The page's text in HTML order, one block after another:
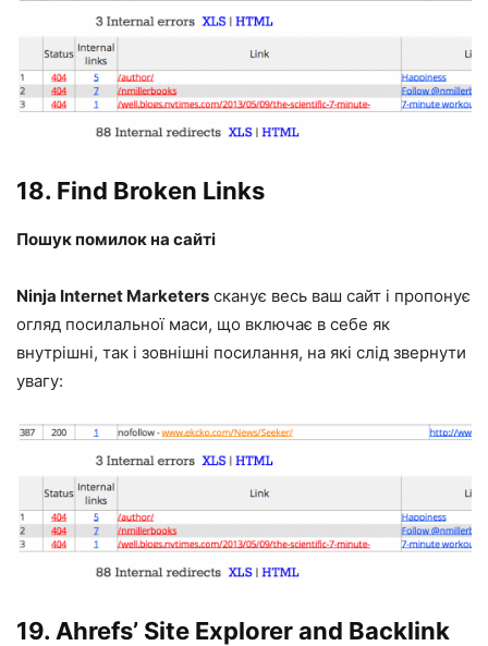
18. Find Broken Links
Пошук помилок на сайті
Ninja Internet Marketers сканує весь ваш сайт і пропонує
огляд посилальної маси, що включає в себе як
внутрішні, так і зовнішні посилання, на які слід звернути
увагу:
19. Ahrefs’ Site Explorer and Backlink